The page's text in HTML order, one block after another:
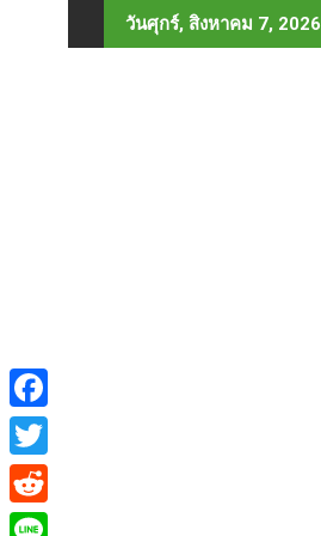
to
วันศุกร์, สิงหาคม 7, 2026
F
a
c
T
w
R